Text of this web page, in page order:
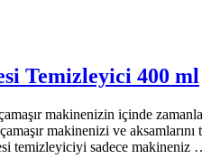
Temizleyici 400 ml
makinenizin içinde
makinenizi ve
temizleyiciyi sadece makineniz